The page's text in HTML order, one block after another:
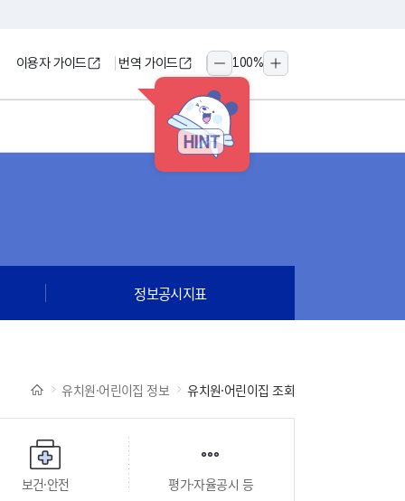
HINT
이용자 가이드 번역 가이드
축소
100%
확대
정보공시지표
유치원·어린이집 정보 유치원·어린이집 조회
보건·안전 평가·자율공시 등